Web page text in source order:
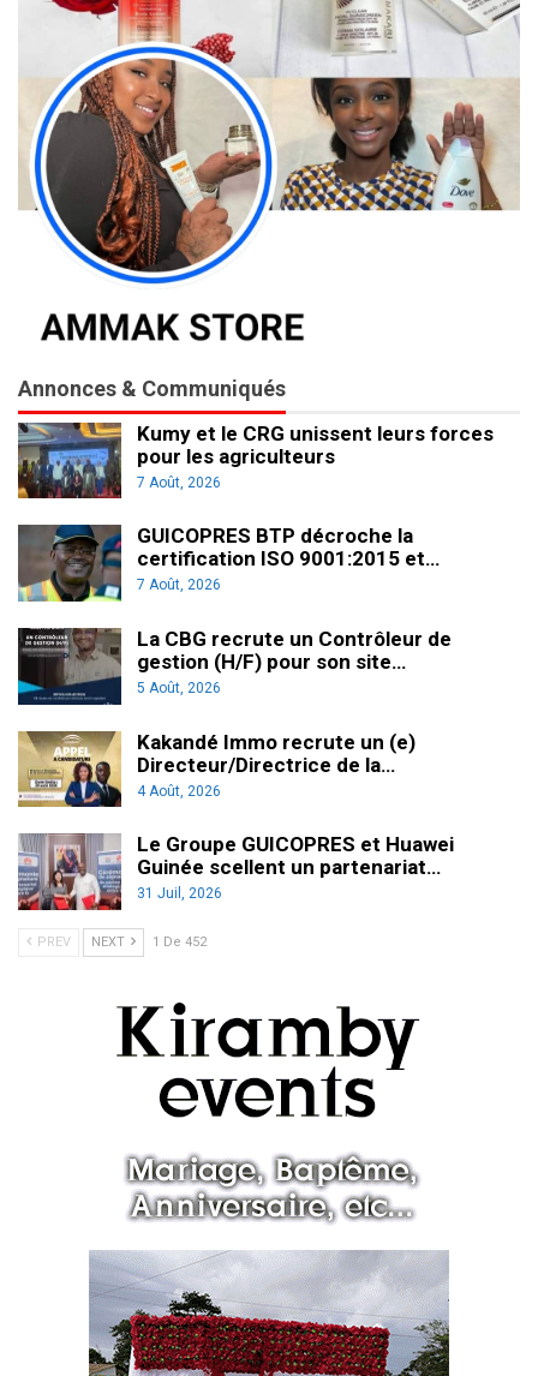
Annonces & Communiqués
Kumy et le CRG unissent leurs forces
pour les agriculteurs
7 Août, 2026
GUICOPRES BTP décroche la
certification ISO 9001:2015 et…
7 Août, 2026
La CBG recrute un Contrôleur de
gestion (H/F) pour son site…
5 Août, 2026
Kakandé Immo recrute un (e)
Directeur/Directrice de la…
4 Août, 2026
Le Groupe GUICOPRES et Huawei
Guinée scellent un partenariat…
31 Juil, 2026
PREV NEXT 1 De 452